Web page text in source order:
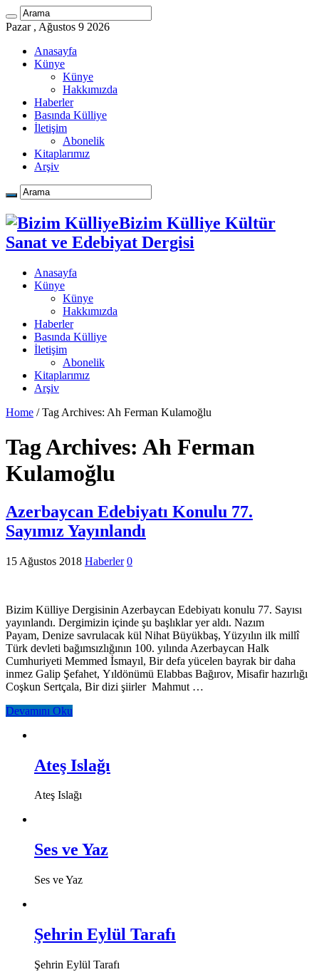
Pazar , Ağustos 9 2026
Anasayfa
Künye
Künye
Hakkımızda
Haberler
Basında Külliye
İletişim
Abonelik
Kitaplarımız
Arşiv
Bizim Külliye Kültür
Sanat ve Edebiyat Dergisi
Anasayfa
Künye
Künye
Hakkımızda
Haberler
Basında Külliye
İletişim
Abonelik
Kitaplarımız
Arşiv
Home / Tag Archives: Ah Ferman Kulamoğlu
Tag Archives: Ah Ferman
Kulamoğlu
Azerbaycan Edebiyatı Konulu 77.
Sayımız Yayınlandı
15 Ağustos 2018 Haberler 0
Bizim Külliye Dergisinin Azerbaycan Edebiyatı konulu 77. Sayısı
yayınlandı. Dergimizin içinde şu başlıklar yer aldı. Nazım
Payam, Denize savrulacak kül Nihat Büyükbaş, Yüzyılın ilk millî
Türk devleti bağımsızlığının 100. yılında Azerbaycan Halk
Cumhuriyeti Memmed İsmayıl, Bir defa yücelen bayrak bir daha
inmez Galip Şefahet, Yıldönümü Elabbas Bağırov, Misafir hazırlığı
Coşkun Sertçala, Bir dizi şiirler Mahmut …
Devamını Oku
Ateş Islağı
Ateş Islağı
Ses ve Yaz
Ses ve Yaz
Şehrin Eylül Tarafı
Şehrin Eylül Tarafı